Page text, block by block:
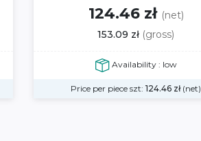
124.46 zł (net)
153.09 zł (gross)
Availability : low
Price per piece szt:124.46 zł(net)